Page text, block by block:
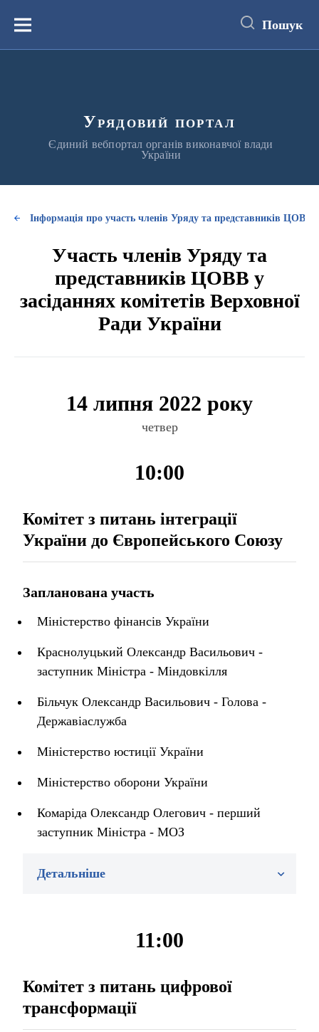
вмістуМеню Пошук
Урядовий портал
Єдиний вебпортал органів виконавчої влади
України
Інформація про участь членів Уряду та представників ЦОВВ
Участь членів Уряду та
представників ЦОВВ у
засіданнях комітетів Верховної
Ради України
14 липня 2022 року
четвер
10:00
Комітет з питань інтеграції
України до Європейського Союзу
Запланована участь
Міністерство фінансів України
Краснолуцький Олександр Васильович -
заступник Міністра - Міндовкілля
Більчук Олександр Васильович - Голова -
Державіаслужба
Міністерство юстиції України
Міністерство оборони України
Комаріда Олександр Олегович - перший
заступник Міністра - МОЗ
Детальніше
11:00
Комітет з питань цифрової
трансформації